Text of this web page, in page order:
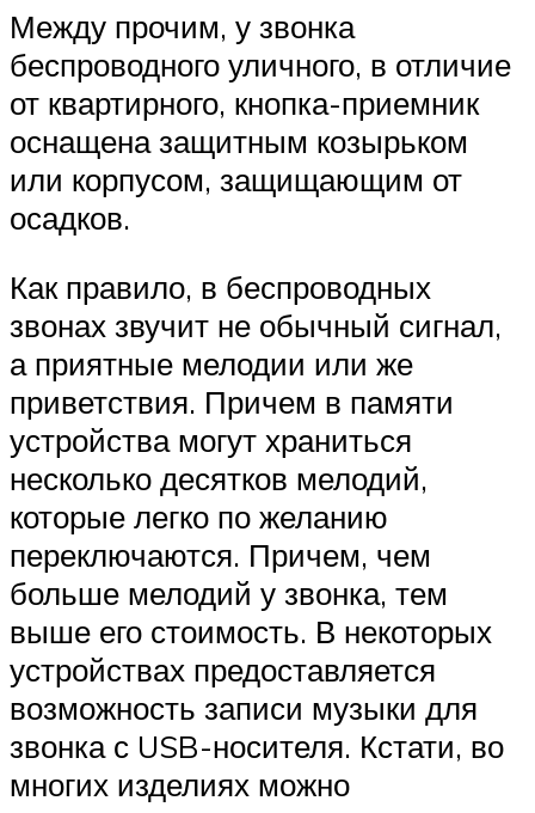
Между прочим, у звонка
беспроводного уличного, в отличие
от квартирного, кнопка-приемник
оснащена защитным козырьком
или корпусом, защищающим от
осадков.
Как правило, в беспроводных
звонах звучит не обычный сигнал,
а приятные мелодии или же
приветствия. Причем в памяти
устройства могут храниться
несколько десятков мелодий,
которые легко по желанию
переключаются. Причем, чем
больше мелодий у звонка, тем
выше его стоимость. В некоторых
устройствах предоставляется
возможность записи музыки для
звонка с USB-носителя. Кстати, во
многих изделиях можно